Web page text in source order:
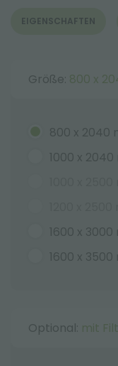
EIGENSCHAFTEN
Größe: 800 x
800 x 2040
1000 x
1600 x
1600 x
Optional: mit